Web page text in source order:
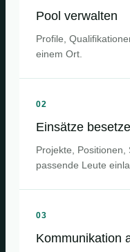
Pool verwalten
Profile,
einem Ort.
02
Einsätze
Projekte,
passende Leute
03
Kommunikation